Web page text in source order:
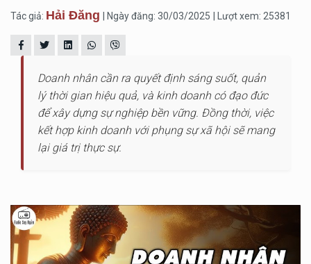
Tác giả: Hải Đăng | Ngày đăng: 30/03/2025 | Lượt xem: 25381
Doanh nhân cần ra quyết định sáng suốt, quản
lý thời gian hiệu quả, và kinh doanh có đạo đức
để xây dựng sự nghiệp bền vững. Đồng thời, việc
kết hợp kinh doanh với phụng sự xã hội sẽ mang
lại giá trị thực sự.